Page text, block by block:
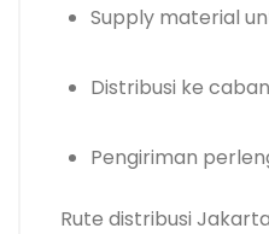
Supply material
Distribusi ke
Pengiriman
Rute distribusi